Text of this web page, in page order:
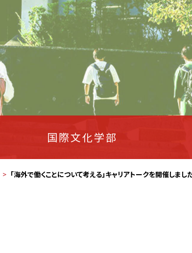
国際文化学部
「海外で働くことについて考える」キャリアトークを開催しまし